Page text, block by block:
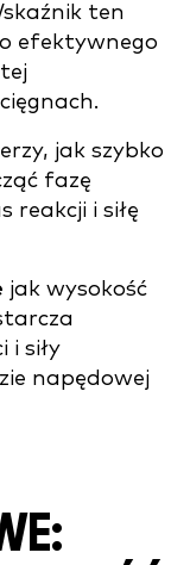
ten
efektywnego
jak szybko
fazę
reakcji i siłę
jak wysokość
i siły
napędowej